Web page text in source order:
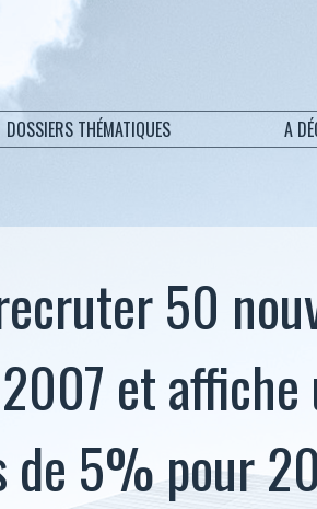
DOSSIERS THÉMATIQUES A
50
et affiche
de 5% pour